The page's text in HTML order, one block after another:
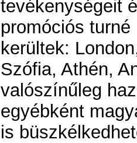
tevékenységeit
promóciós
kerültek:
Szófia, Athén,
valószínűleg
egyébként
is